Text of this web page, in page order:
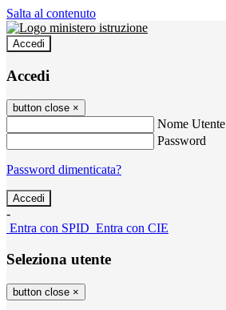
Salta al contenuto
Accedi
Accedi
button close ×
Nome Utente
Password
Password dimenticata?
-
Entra con SPID Entra con CIE
Seleziona utente
button close ×